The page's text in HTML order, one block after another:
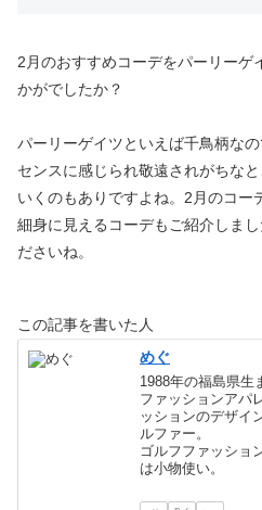
2月のおすすめコーデをパーリーゲ
かがでしたか？
パーリーゲイツといえば千鳥柄な
センスに感じられ敬遠されがちな
いくのもありですよね。2月のコー
細身に見えるコーデもご紹介しま
ださいね。
この記事を書いた人
めぐ
1988年の福島県生
ファッションアパ
ッションのデザイ
ルファー。
ゴルフファッショ
は小物使い。